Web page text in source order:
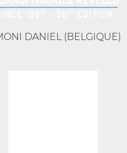
DANIEL (BELGIQUE)